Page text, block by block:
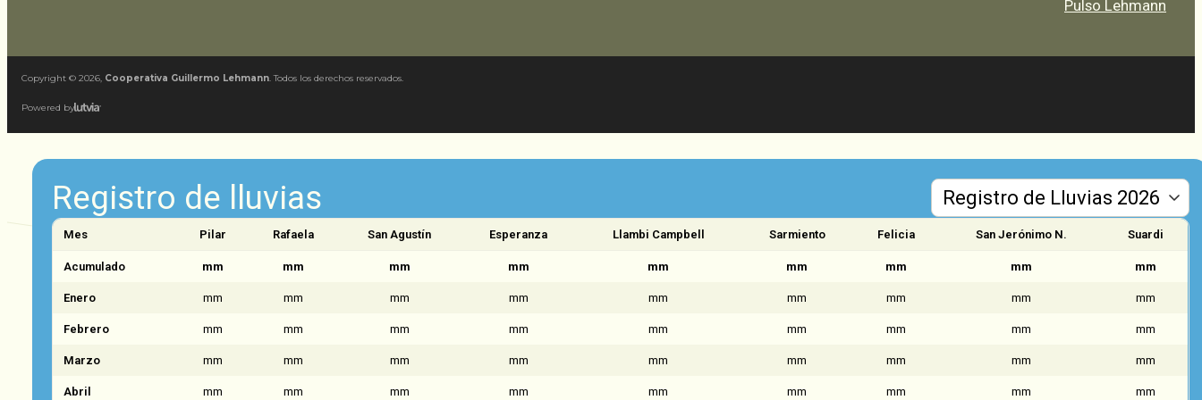
Pulso Lehmann
Copyright © 2026, Cooperativa Guillermo Lehmann. Todos los derechos reservados.
Powered by
Registro de lluvias
Mes Pilar Rafaela San Agustín Esperanza Llambi Campbell Sarmiento Felicia San Jerónimo N. Suardi
Acumulado mm mm mm mm mm mm mm mm mm
Enero mm mm mm mm mm mm mm mm mm
Febrero mm mm mm mm mm mm mm mm mm
Marzo mm mm mm mm mm mm mm mm mm
Abril mm mm mm mm mm mm mm mm mm